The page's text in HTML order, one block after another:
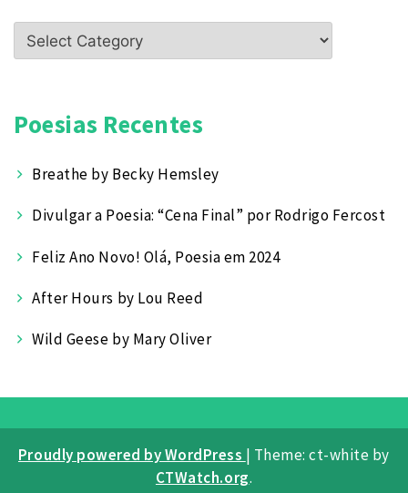
Poesias
e
Poesias Recentes
Breathe by Becky Hemsley
Divulgar a Poesia: “Cena Final” por Rodrigo Fercost
Feliz Ano Novo! Olá, Poesia em 2024
After Hours by Lou Reed
Wild Geese by Mary Oliver
Proudly powered by WordPress | Theme: ct-white by
CTWatch.org.